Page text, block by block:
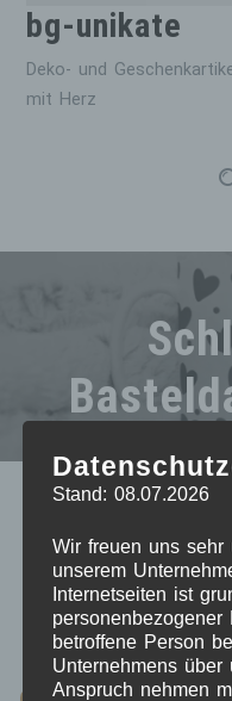
bg-unikate
Deko- und
mit Herz
Nach
Stand: 08.07.2026
Wir freuen uns sehr
unserem
Internetseiten ist
betroffene Person
Unternehmens über
Anspruch nehmen